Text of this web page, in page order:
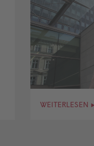
WEITERLESEN ▸